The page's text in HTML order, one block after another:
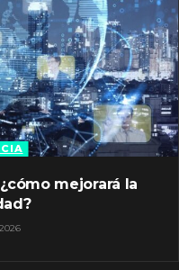
mejorará la